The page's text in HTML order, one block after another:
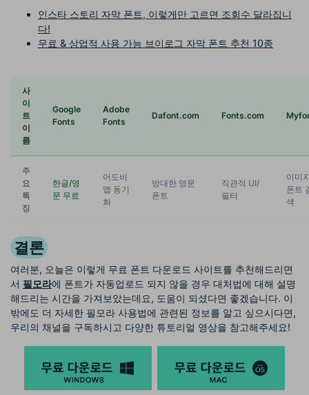
인스타 스토리 자막 폰트, 이렇게만 고르면 조회수 달라집니
다!
무료 & 상업적 사용 가능 브이로그 자막 폰트 추천 10종
사
이
트
이
름
Google
Fonts
Adobe
Fonts
Dafont.com Fonts.com
주
요
특
징
한글/영
문 무료
어도비
앱 동기
화
방대한 영문
폰트
직관적 UI/
필터
이미
폰트
색
결론
여러분, 오늘은 이렇게 무료 폰트 다운로드 사이트를 추천해드리면
서 필모라에 폰트가 자동업로드 되지 않을 경우 대처법에 대해 설명
해드리는 시간을 가져보았는데요, 도움이 되셨다면 좋겠습니다. 이
밖에도 더 자세한 필모라 사용법에 관련된 정보를 알고 싶으시다면,
우리의 채널을 구독하시고 다양한 튜토리얼 영상을 참고해주세요!